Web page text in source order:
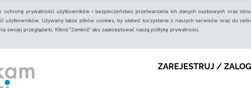
ochronę prywatności użytkowników i bezpieczeństwo przetwarzania ich danych osobowych oraz
użytkowników. Używamy także plików cookies, by ułatwić korzystanie z naszych serwisów oraz do
swojej przeglądarki. Kliknij "Zamknij" aby zaakceptować naszą politykę prywatności.
ZAREJESTRUJ /